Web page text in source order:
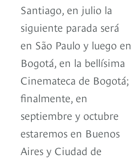
Santiago, en julio la
siguiente parada será
en São Paulo y luego en
Bogotá, en la bellísima
Cinemateca de Bogotá;
finalmente, en
septiembre y octubre
estaremos en Buenos
Aires y Ciudad de